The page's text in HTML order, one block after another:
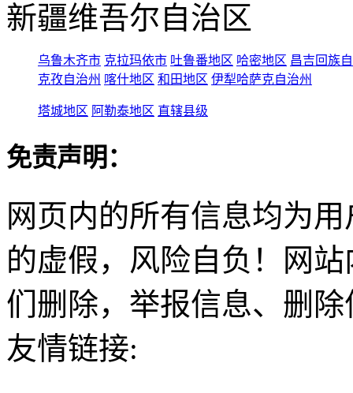
新疆维吾尔自治区
乌鲁木齐市 克拉玛依市 吐鲁番地区 哈密地区 昌吉回族
克孜自治州 喀什地区 和田地区 伊犁哈萨克自治州
塔城地区 阿勒泰地区 直辖县级
免责声明：
网页内的所有信息均为
的虚假，风险自负！网
们删除，举报信息、删
友情链接: